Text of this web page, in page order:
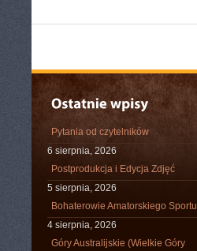
Pytania od czytelników
6 sierpnia, 2026
Postprodukcja i Edycja Zdjęć
5 sierpnia, 2026
Bohaterowie Amatorskiego Sportu
4 sierpnia, 2026
Góry Australijskie (Wielkie Góry